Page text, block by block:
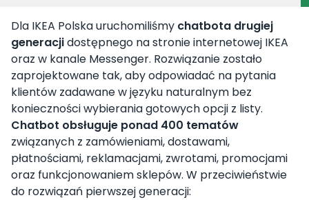
Dla IKEA Polska uruchomiliśmy chatbota drugiej
generacjidostępnego na stronie internetowej IKEA
oraz w kanale Messenger. Rozwiązanie zostało
zaprojektowane tak, aby odpowiadać na pytania
klientów zadawane w języku naturalnym bez
konieczności wybierania gotowych opcji z listy.
Chatbot obsługuje ponad 400 tematów
związanych z zamówieniami, dostawami,
płatnościami, reklamacjami, zwrotami, promocjami
oraz funkcjonowaniem sklepów. W przeciwieństwie
do rozwiązań pierwszej generacji: